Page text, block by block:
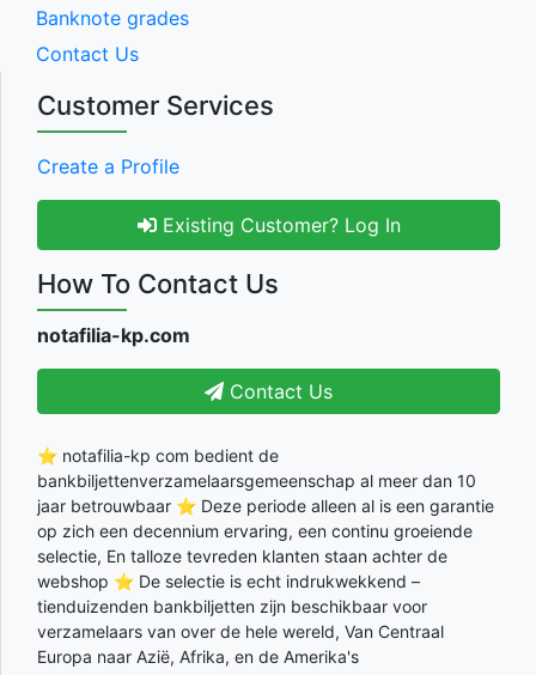
Banknote grades
Contact Us
Customer Services
Create a Profile
Existing Customer? Log In
How To Contact Us
notafilia-kp.com
Contact Us
⭐ notafilia-kp com bedient de
bankbiljettenverzamelaarsgemeenschap al meer dan 10
jaar betrouwbaar ⭐ Deze periode alleen al is een garantie
op zich een decennium ervaring, een continu groeiende
selectie, En talloze tevreden klanten staan achter de
webshop ⭐ De selectie is echt indrukwekkend –
tienduizenden bankbiljetten zijn beschikbaar voor
verzamelaars van over de hele wereld, Van Centraal
Europa naar Azië, Afrika, en de Amerika's